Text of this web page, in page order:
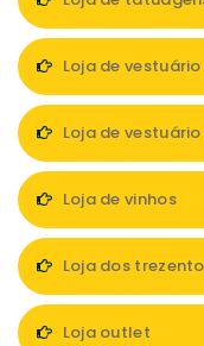
Loja de
Loja de
Loja de vinhos
Loja dos
Loja outlet